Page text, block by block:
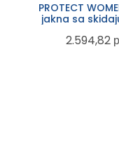
PROTECT
jakna sa
2.594,82